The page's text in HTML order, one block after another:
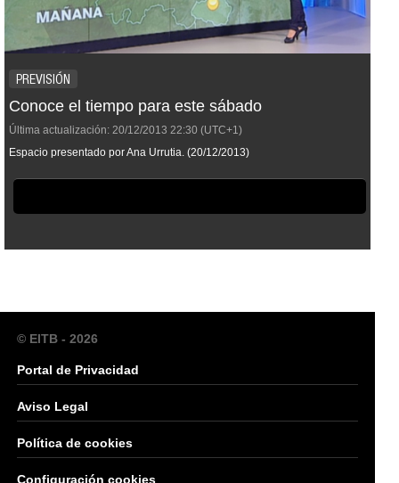
PREVISIÓN
Conoce el tiempo para este sábado
Última actualización: 20/12/2013 22:30 (UTC+1)
Espacio presentado por Ana Urrutia. (20/12/2013)
© EITB - 2026
Portal de Privacidad
Aviso Legal
Política de cookies
Configuración cookies